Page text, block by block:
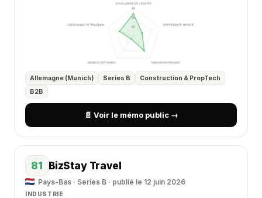
Allemagne (Munich) Series B
Construction & PropTech
B2B
📄 Voir le mémo public →
81 BizStay Travel
Pays-Bas · Series B · publié le 12 juin 2026
INDUSTRIE